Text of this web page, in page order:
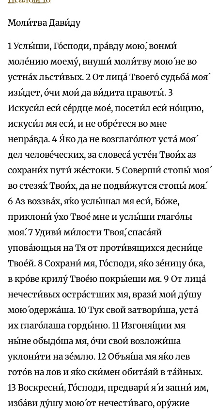
Моли́тва Дави́ду
1 Услы́ши, Го́споди, пра́вду мою́, вонми́
моле́нию моему́, внуши́ моли́тву мою́ не во
устна́х льсти́вых. 2 От лица́ Твоего́ судьба́ моя́
изы́дет, óчи мои́ да ви́дита правоты́. 3
Искуси́л eси́ се́рдце мое́, посети́л eси́ но́щию,
искуси́л мя eси́, и не обре́теся во мне
непра́вда. 4 Я́ко да не возглаго́лют уста́ моя́
дел челове́ческих, за словеса́ усте́н Твои́х аз
сохрани́х пути́ же́стоки. 5 Соверши́ стопы́ моя́
во стезя́х Твои́х, да не подви́жутся стопы́ моя́.
6 Аз воззва́х, я́ко услы́шал мя eси́, Бо́же,
приклони́ у́хо Твое́ мне и услы́ши глаго́лы
моя́. 7 Удиви́ ми́лости Твоя́, спаса́яй
упова́ющыя на Тя от проти́вящихся десни́це
Твое́й. 8 Сохрани́ мя, Го́споди, я́ко зе́ницу óка,
в кро́ве крилу́ Твоéю покры́еши мя. 9 От лица́
нечести́вых остра́стших мя, врази́ мои́ ду́шу
мою́ одержа́ша. 10 Тук свой затвори́ша, уста́
их глаго́лаша горды́ню. 11 Изгоня́щии мя
ны́не обыдо́ша мя, óчи свои́ возложи́ша
уклони́ти на зе́млю. 12 Объя́ша мя я́ко лев
гото́в на лов и я́ко ски́мен обита́яй в та́йных.
13 Воскресни́, Го́споди, предвари́ я́ и запни́ им,
изба́ви ду́шу мою́ от нечести́ваго, oру́жие